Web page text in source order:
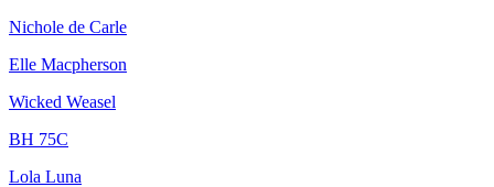
Nichole de Carle
Elle Macpherson
Wicked Weasel
BH 75C
Lola Luna